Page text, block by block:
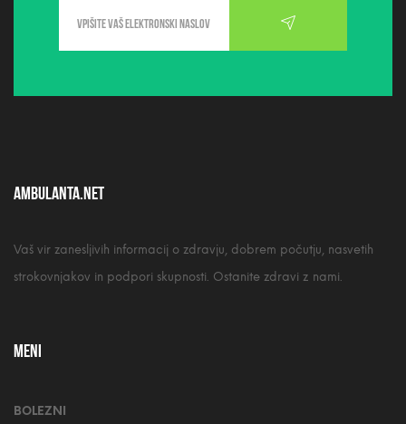
Ambulanta.net
Vaš vir zanesljivih informacij o zdravju, dobrem počutju, nasvetih
strokovnjakov in podpori skupnosti. Ostanite zdravi z nami.
MENI
BOLEZNI